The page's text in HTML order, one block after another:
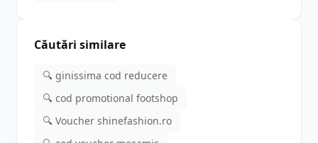
Căutări similare
🔍 ginissima cod reducere
🔍 cod promotional footshop
🔍 Voucher shinefashion.ro